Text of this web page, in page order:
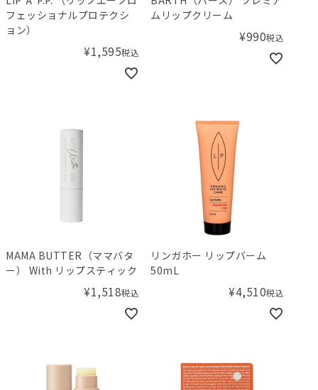
フェッショナルプロテクシ
ョン）
¥1,595税込
ムリップクリーム
¥990税込
MAMA BUTTER（ママバタ
ー） With リップスティック
¥1,518税込
リンガホー リップバーム
50mL
¥4,510税込